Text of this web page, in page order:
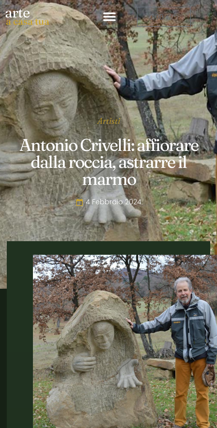
arte
a casa tua 0,00€
Artisti
Antonio Crivelli: affiorare
dalla roccia, astrarre il
marmo
4 Febbraio 2024